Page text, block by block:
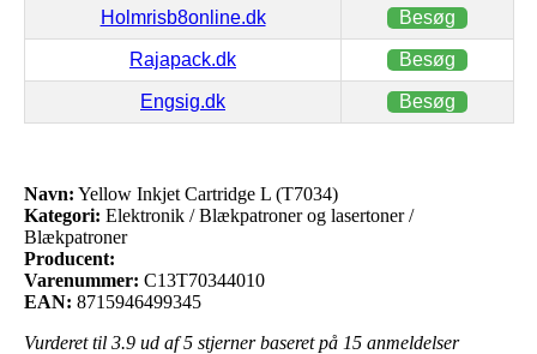
Holmrisb8online.dk Besøg
Rajapack.dk Besøg
Engsig.dk Besøg
Navn: Yellow Inkjet Cartridge L (T7034)
Kategori: Elektronik / Blækpatroner og lasertoner /
Blækpatroner
Producent:
Varenummer: C13T70344010
EAN: 8715946499345
Vurderet til 3.9 ud af 5 stjerner baseret på 15 anmeldelser